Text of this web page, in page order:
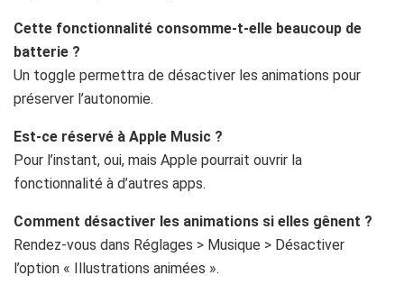
Cette fonctionnalité consomme-t-elle beaucoup de
batterie ?
Un toggle permettra de désactiver les animations pour
préserver l’autonomie.
Est-ce réservé à Apple Music ?
Pour l’instant, oui, mais Apple pourrait ouvrir la
fonctionnalité à d’autres apps.
Comment désactiver les animations si elles gênent ?
Rendez-vous dans Réglages > Musique > Désactiver
l’option « Illustrations animées ».